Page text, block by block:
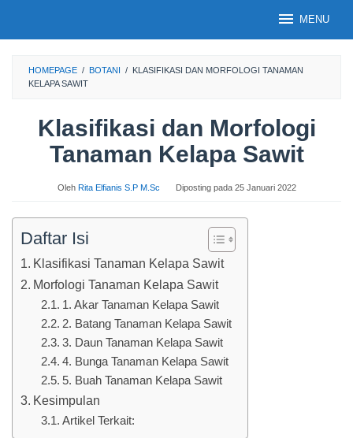
MENU
HOMEPAGE / BOTANI / KLASIFIKASI DAN MORFOLOGI TANAMAN
KELAPA SAWIT
Klasifikasi dan Morfologi
Tanaman Kelapa Sawit
Oleh Rita Elfianis S.P M.Sc Diposting pada 25 Januari 2022
Daftar Isi
Klasifikasi Tanaman Kelapa Sawit
Morfologi Tanaman Kelapa Sawit
1. Akar Tanaman Kelapa Sawit
2. Batang Tanaman Kelapa Sawit
3. Daun Tanaman Kelapa Sawit
4. Bunga Tanaman Kelapa Sawit
5. Buah Tanaman Kelapa Sawit
Kesimpulan
Artikel Terkait: